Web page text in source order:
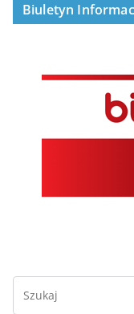
Biuletyn